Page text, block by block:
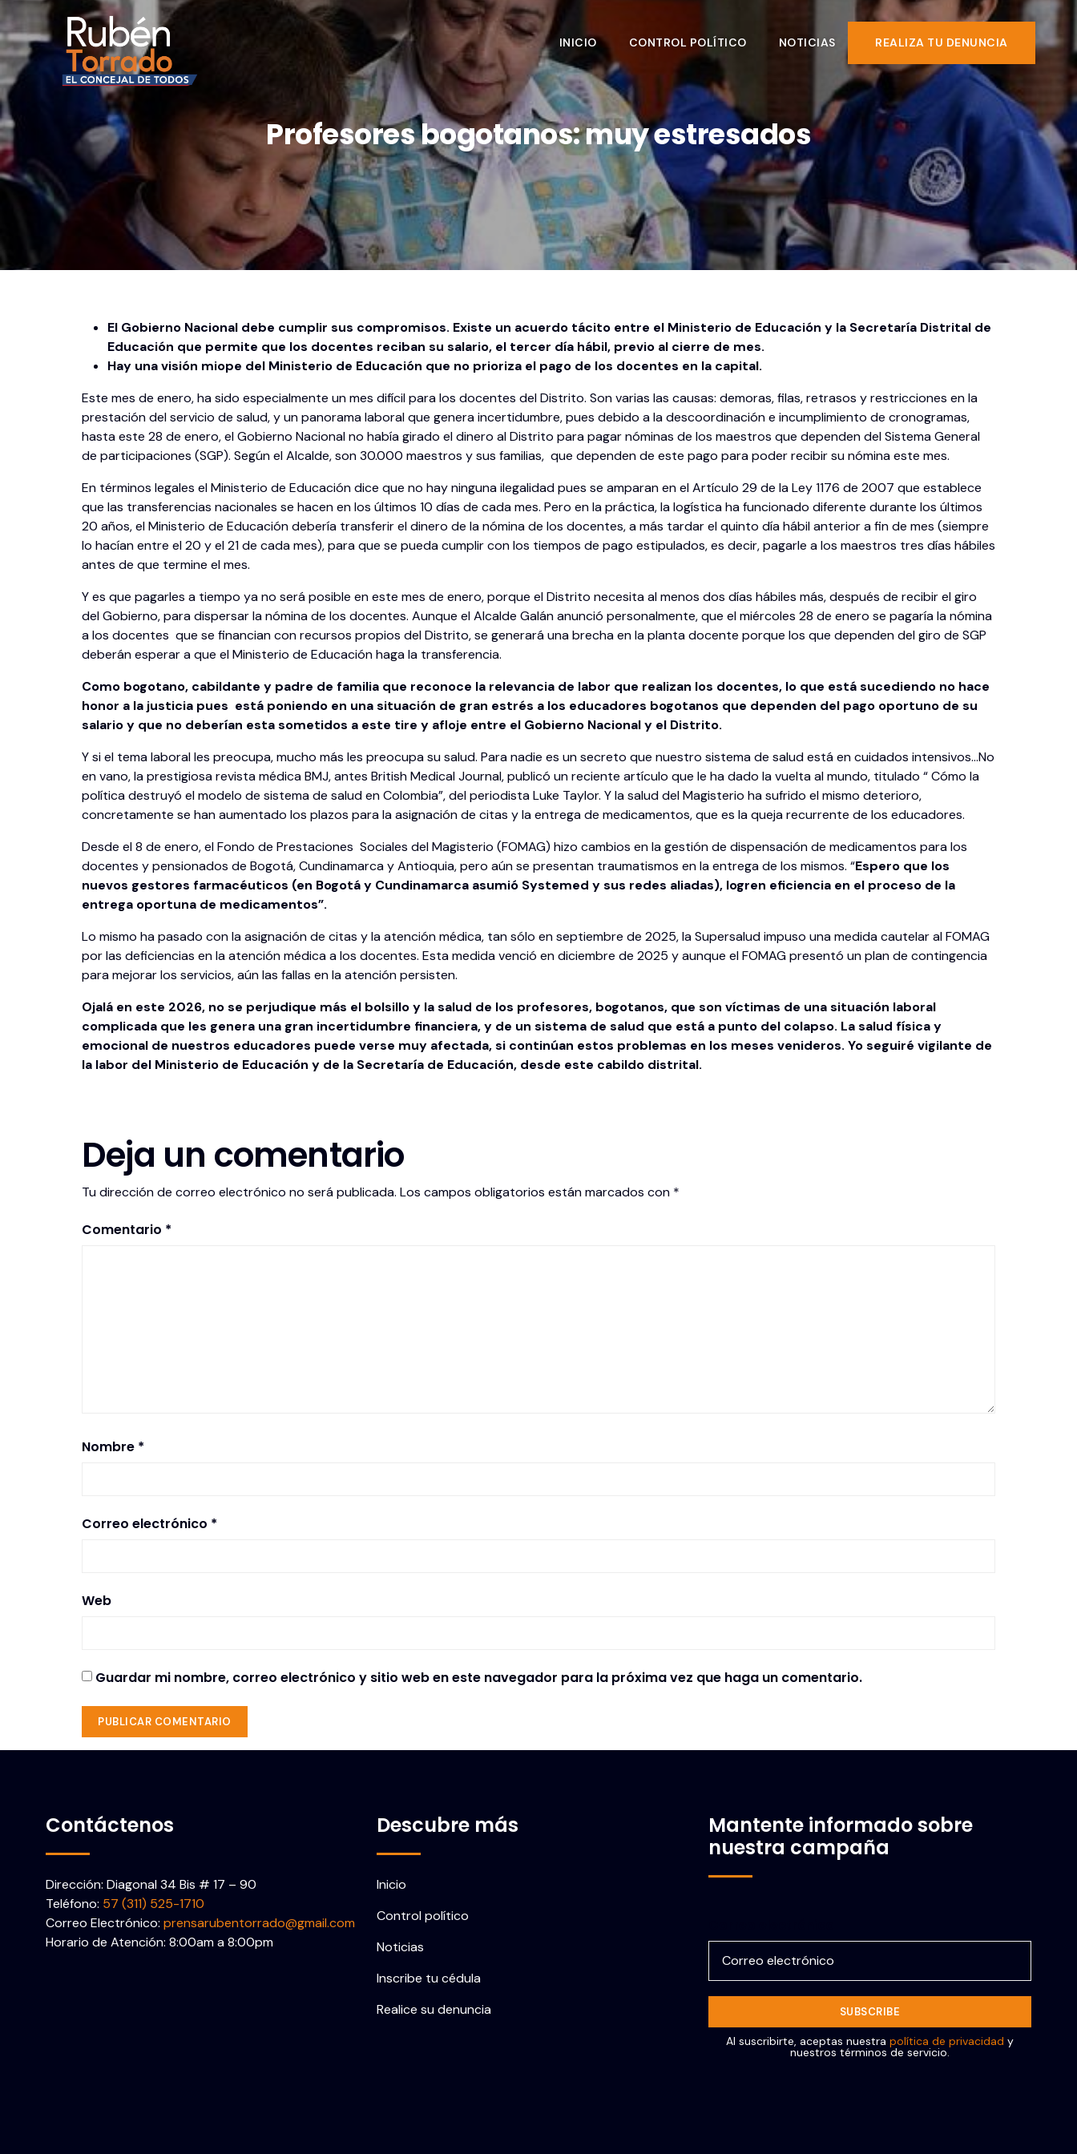
INICIO CONTROL POLÍTICO NOTICIAS REALIZA TU DENUNCIA
Profesores bogotanos: muy estresados
El Gobierno Nacional debe cumplir sus compromisos. Existe un acuerdo tácito entre el Ministerio de Educación y la Secretaría Distrital de
Educación que permite que los docentes reciban su salario, el tercer día hábil, previo al cierre de mes.
Hay una visión miope del Ministerio de Educación que no prioriza el pago de los docentes en la capital.
Este mes de enero, ha sido especialmente un mes difícil para los docentes del Distrito. Son varias las causas: demoras, filas, retrasos y restricciones en la
prestación del servicio de salud, y un panorama laboral que genera incertidumbre, pues debido a la descoordinación e incumplimiento de cronogramas,
hasta este 28 de enero, el Gobierno Nacional no había girado el dinero al Distrito para pagar nóminas de los maestros que dependen del Sistema General
de participaciones (SGP). Según el Alcalde, son 30.000 maestros y sus familias, que dependen de este pago para poder recibir su nómina este mes.
En términos legales el Ministerio de Educación dice que no hay ninguna ilegalidad pues se amparan en el Artículo 29 de la Ley 1176 de 2007 que establece
que las transferencias nacionales se hacen en los últimos 10 días de cada mes. Pero en la práctica, la logística ha funcionado diferente durante los últimos
20 años, el Ministerio de Educación debería transferir el dinero de la nómina de los docentes, a más tardar el quinto día hábil anterior a fin de mes (siempre
lo hacían entre el 20 y el 21 de cada mes), para que se pueda cumplir con los tiempos de pago estipulados, es decir, pagarle a los maestros tres días hábiles
antes de que termine el mes.
Y es que pagarles a tiempo ya no será posible en este mes de enero, porque el Distrito necesita al menos dos días hábiles más, después de recibir el giro
del Gobierno, para dispersar la nómina de los docentes. Aunque el Alcalde Galán anunció personalmente, que el miércoles 28 de enero se pagaría la nómina
a los docentes que se financian con recursos propios del Distrito, se generará una brecha en la planta docente porque los que dependen del giro de SGP
deberán esperar a que el Ministerio de Educación haga la transferencia.
Como bogotano, cabildante y padre de familia que reconoce la relevancia de labor que realizan los docentes, lo que está sucediendo no hace
honor a la justicia pues está poniendo en una situación de gran estrés a los educadores bogotanos que dependen del pago oportuno de su
salario y que no deberían esta sometidos a este tire y afloje entre el Gobierno Nacional y el Distrito.
Y si el tema laboral les preocupa, mucho más les preocupa su salud. Para nadie es un secreto que nuestro sistema de salud está en cuidados intensivos…No
en vano, la prestigiosa revista médica BMJ, antes British Medical Journal, publicó un reciente artículo que le ha dado la vuelta al mundo, titulado “ Cómo la
política destruyó el modelo de sistema de salud en Colombia”, del periodista Luke Taylor. Y la salud del Magisterio ha sufrido el mismo deterioro,
concretamente se han aumentado los plazos para la asignación de citas y la entrega de medicamentos, que es la queja recurrente de los educadores.
Desde el 8 de enero, el Fondo de Prestaciones Sociales del Magisterio (FOMAG) hizo cambios en la gestión de dispensación de medicamentos para los
docentes y pensionados de Bogotá, Cundinamarca y Antioquia, pero aún se presentan traumatismos en la entrega de los mismos. “Espero que los
nuevos gestores farmacéuticos (en Bogotá y Cundinamarca asumió Systemed y sus redes aliadas), logren eficiencia en el proceso de la
entrega oportuna de medicamentos”.
Lo mismo ha pasado con la asignación de citas y la atención médica, tan sólo en septiembre de 2025, la Supersalud impuso una medida cautelar al FOMAG
por las deficiencias en la atención médica a los docentes. Esta medida venció en diciembre de 2025 y aunque el FOMAG presentó un plan de contingencia
para mejorar los servicios, aún las fallas en la atención persisten.
Ojalá en este 2026, no se perjudique más el bolsillo y la salud de los profesores, bogotanos, que son víctimas de una situación laboral
complicada que les genera una gran incertidumbre financiera, y de un sistema de salud que está a punto del colapso. La salud física y
emocional de nuestros educadores puede verse muy afectada, si continúan estos problemas en los meses venideros. Yo seguiré vigilante de
la labor del Ministerio de Educación y de la Secretaría de Educación, desde este cabildo distrital.
Deja un comentario
Tu dirección de correo electrónico no será publicada. Los campos obligatorios están marcados con *
Comentario *
Nombre *
Correo electrónico *
Web
Guardar mi nombre, correo electrónico y sitio web en este navegador para la próxima vez que haga un comentario.
Contáctenos
Dirección: Diagonal 34 Bis # 17 – 90
Teléfono: 57 (311) 525-1710
Correo Electrónico: prensarubentorrado@gmail.com
Horario de Atención: 8:00am a 8:00pm
Descubre más
Inicio
Control político
Noticias
Inscribe tu cédula
Realice su denuncia
Mantente informado sobre
nuestra campaña
Al suscribirte, aceptas nuestra política de privacidad y
nuestros términos de servicio.